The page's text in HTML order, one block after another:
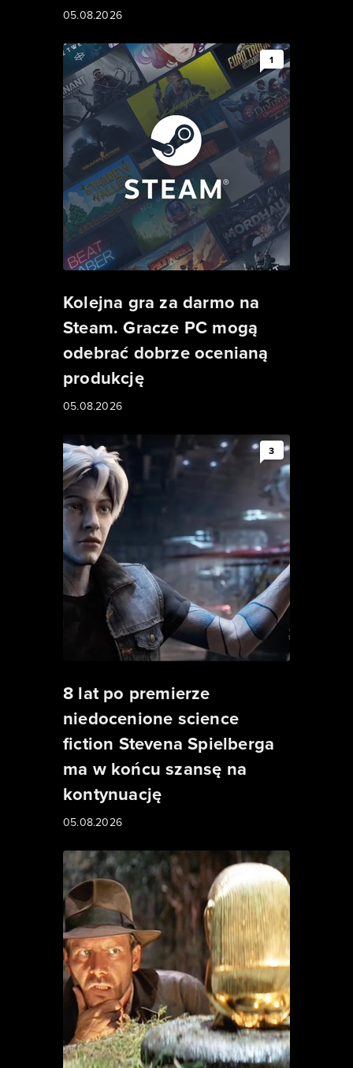
05.08.2026
1
Kolejna gra za darmo na
Steam. Gracze PC mogą
odebrać dobrze ocenianą
produkcję
05.08.2026
3
8 lat po premierze
niedocenione science
fiction Stevena Spielberga
ma w końcu szansę na
kontynuację
05.08.2026